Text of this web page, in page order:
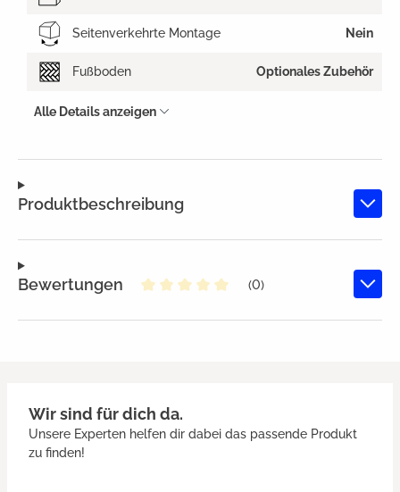
Produktbeschreibung
Bewertungen
(0)
Seitenverkehrte Montage Nein
Fußboden Optionales Zubehör
Alle Details anzeigen
Wir sind für dich da.
Unsere Experten helfen dir dabei das passende Produkt
zu finden!